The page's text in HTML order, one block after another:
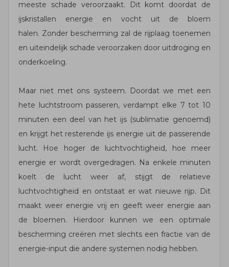
meeste schade veroorzaakt. Dit komt doordat de
ijskristallen energie en vocht uit de bloem
halen. Zonder bescherming zal de rijplaag toenemen
en uiteindelijk schade veroorzaken door uitdroging en
onderkoeling.
Maar niet met ons systeem. Doordat we met een
hete luchtstroom passeren, verdampt elke 7 tot 10
minuten een deel van het ijs (sublimatie genoemd)
en krijgt het resterende ijs energie uit de passerende
lucht. Hoe hoger de luchtvochtigheid, hoe meer
energie er wordt overgedragen. Na enkele minuten
koelt de lucht weer af, stijgt de relatieve
luchtvochtigheid en ontstaat er wat nieuwe rijp. Dit
maakt weer energie vrij en geeft weer energie aan
de bloemen. Hierdoor kunnen we een optimale
bescherming creëren met slechts een fractie van de
energie-input die andere systemen nodig hebben.